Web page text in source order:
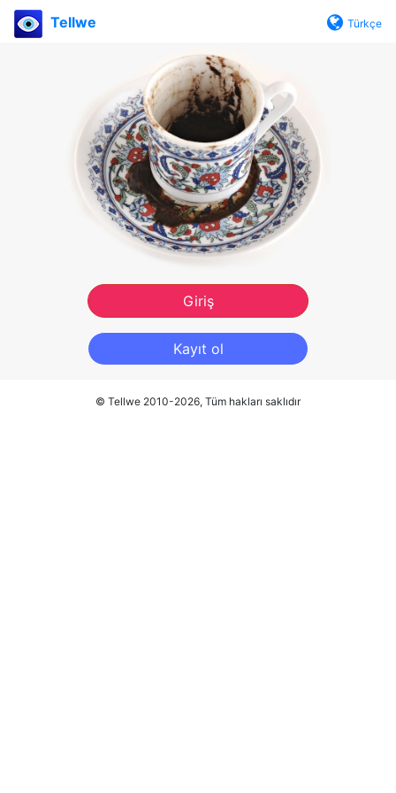
Tellwe Türkçe
Giriş
Kayıt ol
© Tellwe 2010-2026, Tüm hakları saklıdır